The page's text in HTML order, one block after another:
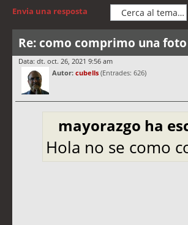
Envia una resposta
Re: como comprimo una
Data: dt. oct. 26, 2021 9:56 am
Autor: cubells (Entrades: 626)
mayorazgo ha
Hola no se como